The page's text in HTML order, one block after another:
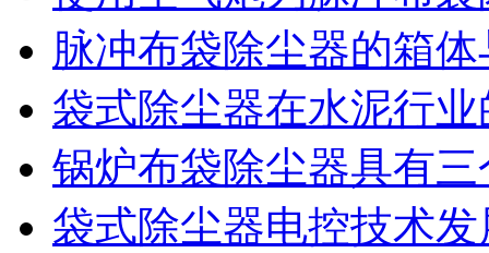
脉冲布袋除尘器的箱
袋式除尘器在水泥行
锅炉布袋除尘器具有
袋式除尘器电控技术